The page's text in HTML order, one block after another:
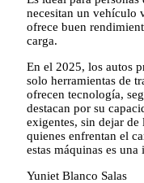
necesitan un vehículo
ofrece buen
carga.
En el 2025, los autos
solo herramientas de
ofrecen tecnología,
destacan por su
exigentes, sin dejar
quienes enfrentan el
estas máquinas es
Yuniet Blanco Salas